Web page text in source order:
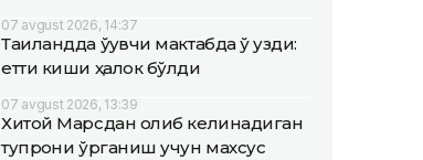
07 avgust 2026, 14:37
Таиландда ўқувчи мактабда ўқ узди:
етти киши ҳалок бўлди
07 avgust 2026, 13:39
Хитой Марсдан олиб келинадиган
тупроқни ўрганиш учун махсус